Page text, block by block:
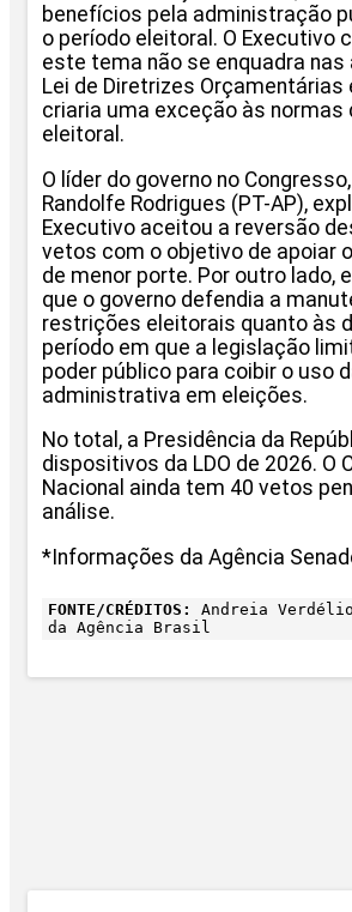
benefícios pela administração
o período eleitoral. O Executivo
este tema não se enquadra
Lei de Diretrizes Orçamentárias
criaria uma exceção às normas
eleitoral.
O líder do governo no
Randolfe Rodrigues (PT-AP),
Executivo aceitou a reversão
vetos com o objetivo de apoiar
de menor porte. Por outro lado,
que o governo defendia a
restrições eleitorais quanto às
período em que a legislação
poder público para coibir o uso
administrativa em eleições.
No total, a Presidência da
dispositivos da LDO de 2026. O
Nacional ainda tem 40 vetos
análise.
*Informações da Agência
FONTE/CRÉDITOS:
Andreia
da Agência Brasil